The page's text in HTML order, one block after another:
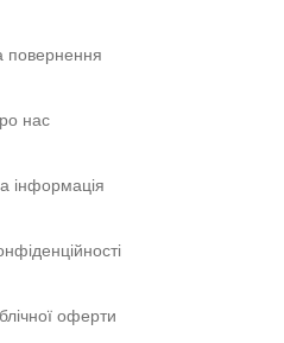
повернення
нас
інформація
оферти